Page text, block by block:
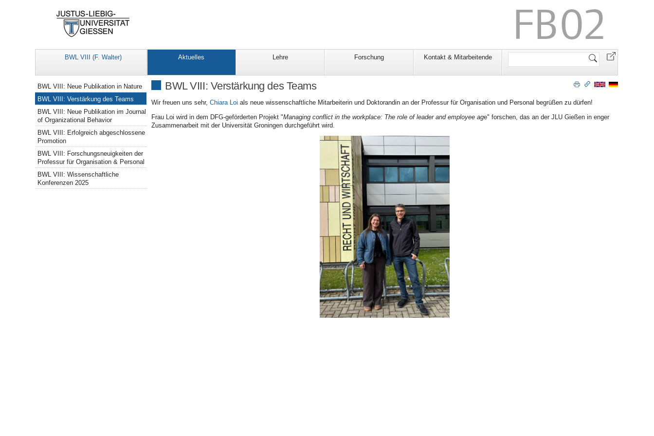
BWL VIII (F. Walter) Aktuelles Lehre Forschung Kontakt & Mitarbeitende
Website
BWL VIII: Verstärkung des Teams
Wir freuen uns sehr, Chiara Loi als neue wissenschaftliche Mitarbeiterin und Doktorandin an der Professur für Organisation und Personal begrüßen zu dürfen!
Frau Loi wird in dem DFG-geförderten Projekt "Managing conflict in the workplace: The role of leader and employee age" forschen, das an der JLU Gießen in enger
Zusammenarbeit mit der Universität Groningen durchgeführt wird.
Navigation
BWL VIII: Neue Publikation in Nature
BWL VIII: Verstärkung des Teams
BWL VIII: Neue Publikation im Journal
of Organizational Behavior
BWL VIII: Erfolgreich abgeschlossene
Promotion
BWL VIII: Forschungsneuigkeiten der
Professur für Organisation & Personal
BWL VIII: Wissenschaftliche
Konferenzen 2025